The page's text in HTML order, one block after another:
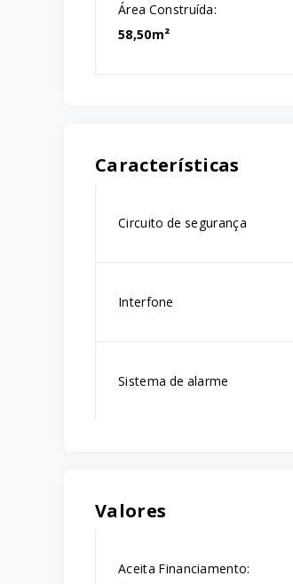
Área Construída:
58,50m²
Características
Circuito de segurança
Interfone
Sistema de alarme
Valores
Aceita Financiamento: